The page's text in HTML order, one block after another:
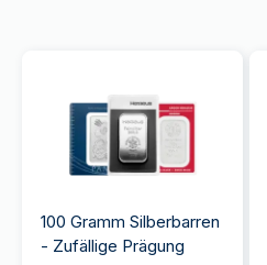
100 Gramm Silberbarren
- Zufällige Prägung